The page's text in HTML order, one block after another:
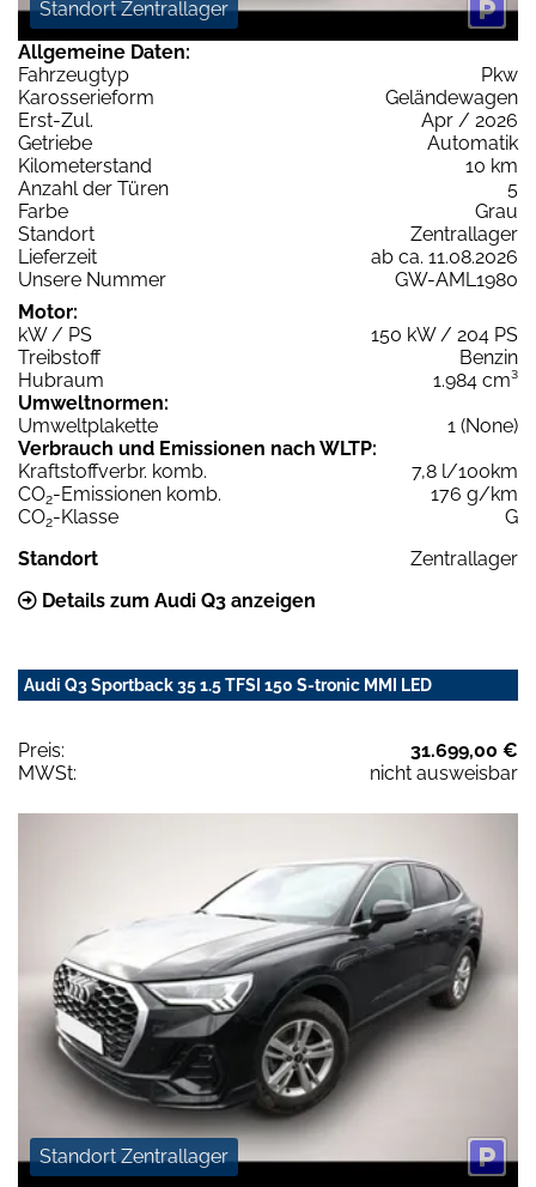
Standort Zentrallager
Allgemeine Daten:
Fahrzeugtyp
Pkw
Karosserieform
Geländewagen
Erst-Zul.
Apr / 2026
Getriebe
Automatik
Kilometerstand
10 km
Anzahl der Türen
5
Farbe
Grau
Standort
Zentrallager
Lieferzeit
ab ca. 11.08.2026
Unsere Nummer
GW-AML1980
Motor:
kW / PS
150 kW / 204 PS
Treibstoff
Benzin
Hubraum
1.984 cm³
Umweltnormen:
Umweltplakette
1 (None)
Verbrauch und Emissionen nach WLTP:
Kraftstoffverbr. komb.
7,8 l/100km
CO2-Emissionen komb.
176 g/km
CO2-Klasse
G
Standort
Zentrallager
Details zum Audi Q3 anzeigen
Audi Q3 Sportback 35 1.5 TFSI 150 S-tronic MMI LED
Preis:
31.699,00 €
MWSt:
nicht ausweisbar
Standort Zentrallager